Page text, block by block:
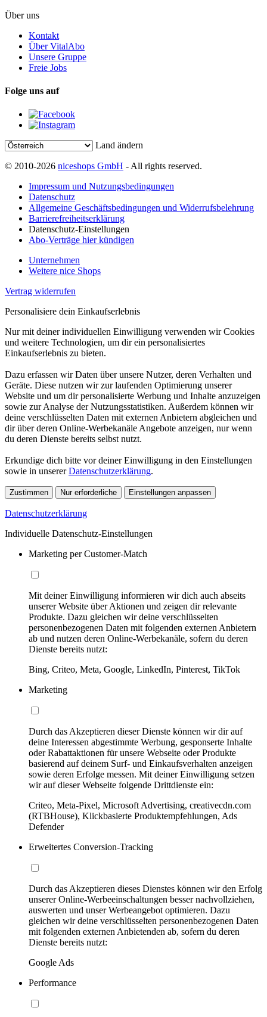
Über uns
Kontakt
Über VitalAbo
Unsere Gruppe
Freie Jobs
Folge uns auf
Land ändern
© 2010-2026 niceshops GmbH - All rights reserved.
Impressum und Nutzungsbedingungen
Datenschutz
Allgemeine Geschäftsbedingungen und Widerrufsbelehrung
Barrierefreiheitserklärung
Datenschutz-Einstellungen
Abo-Verträge hier kündigen
Unternehmen
Weitere nice Shops
Vertrag widerrufen
Personalisiere dein Einkaufserlebnis
Nur mit deiner individuellen Einwilligung verwenden wir Cookies
und weitere Technologien, um dir ein personalisiertes
Einkaufserlebnis zu bieten.
Dazu erfassen wir Daten über unsere Nutzer, deren Verhalten und
Geräte. Diese nutzen wir zur laufenden Optimierung unserer
Website und um dir personalisierte Werbung und Inhalte anzuzeigen
sowie zur Analyse der Nutzungsstatistiken. Außerdem können wir
deine verschlüsselten Daten mit externen Anbietern abgleichen und
dir über deren Online-Werbekanäle Angebote anzeigen, nur wenn
du deren Dienste bereits selbst nutzt.
Erkundige dich bitte vor deiner Einwilligung in den Einstellungen
sowie in unsererDatenschutzerklärung.
Zustimmen Nur erforderliche Einstellungen anpassen
Datenschutzerklärung
Individuelle Datenschutz-Einstellungen
Marketing per Customer-Match
Mit deiner Einwilligung informieren wir dich auch abseits
unserer Website über Aktionen und zeigen dir relevante
Produkte. Dazu gleichen wir deine verschlüsselten
personenbezogenen Daten mit folgenden externen Anbietern
ab und nutzen deren Online-Werbekanäle, sofern du deren
Dienste bereits nutzt:
Bing, Criteo, Meta, Google, LinkedIn, Pinterest, TikTok
Marketing
Durch das Akzeptieren dieser Dienste können wir dir auf
deine Interessen abgestimmte Werbung, gesponserte Inhalte
oder Rabattaktionen für unsere Webseite oder Produkte
basierend auf deinem Surf- und Einkaufsverhalten anzeigen
sowie deren Erfolge messen. Mit deiner Einwilligung setzen
wir auf dieser Webseite folgende Drittdienste ein:
Criteo, Meta-Pixel, Microsoft Advertising, creativecdn.com
(RTBHouse), Klickbasierte Produktempfehlungen, Ads
Defender
Erweitertes Conversion-Tracking
Durch das Akzeptieren dieses Dienstes können wir den Erfolg
unserer Online-Werbeeinschaltungen besser nachvollziehen,
auswerten und unser Werbeangebot optimieren. Dazu
gleichen wir deine verschlüsselten personenbezogenen Daten
mit folgenden externen Anbietenden ab, sofern du deren
Dienste bereits nutzt:
Google Ads
Performance